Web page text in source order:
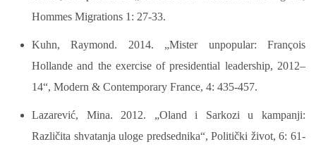
Hommes Migrations 1: 27-33.
Kuhn, Raymond. 2014. „Mister unpopular: François
Hollande and the exercise of presidential leadership, 2012–
14“, Modern & Contemporary France, 4: 435-457.
Lazarević, Mina. 2012. „Oland i Sarkozi u kampanji:
Različita shvatanja uloge predsednika“, Politički život, 6: 61-